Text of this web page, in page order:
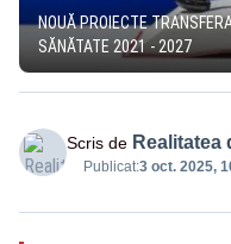
NOUĂ PROIECTE
SĂNĂTATE 2021 - 2027
Scris de Realitatea
Publicat:3 oct. 2025,